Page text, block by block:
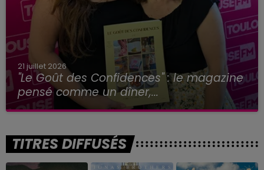
21 juillet 2026
"Le Goût des Confidences" : le magazine
pensé comme un dîner,...
TITRES DIFFUSÉS